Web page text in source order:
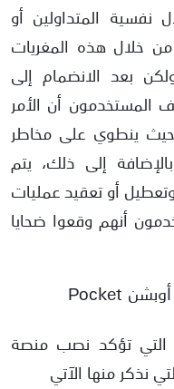
المتداولين أو
من خلال هذه المغريات
بعد الانضمام إلى
المستخدمون أن الأمر
حيث ينطوي على مخاطر
إلى ذلك، يتم
أو تعقيد عمليات
أنهم وقعوا ضحايا
الأدلة على نصب منصة بوكيت أوبشن Росket
التي تؤكد نصب منصة